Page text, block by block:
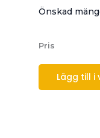
Önskad
Pris
Lägg till i